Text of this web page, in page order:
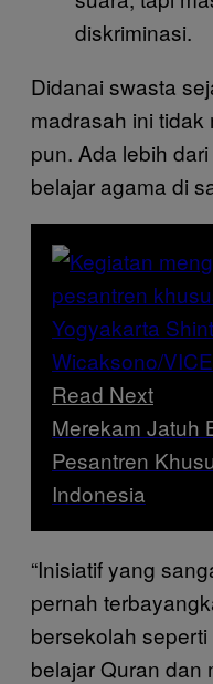
diskriminasi.
Didanai swasta
madrasah ini
pun. Ada lebih
belajar agama di
Read Next
Merekam Jatuh
Pesantren
Indonesia
“Inisiatif yang
pernah
bersekolah
belajar Quran dan